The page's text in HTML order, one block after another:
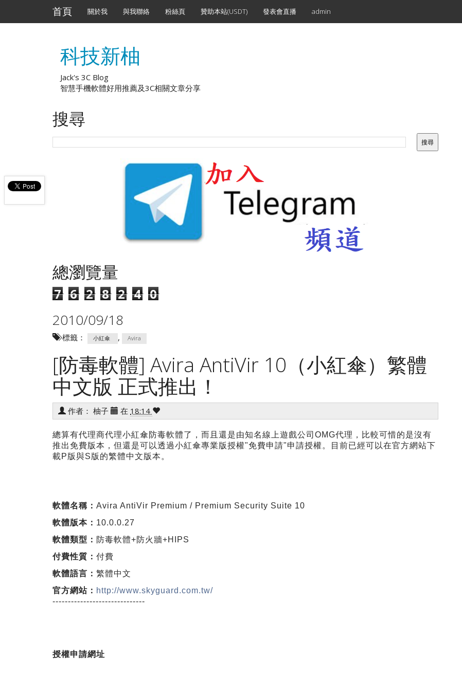
首頁 關於我 與我聯絡 粉絲頁 贊助本站(USDT) 發表會直播 admin
科技新柚
Jack's 3C Blog
智慧手機軟體好用推薦及3C相關文章分享
搜尋
總瀏覽量
7 6 2 8 2 4 0
2010/09/18
標籤： 小紅傘 , Avira
[防毒軟體] Avira AntiVir 10（小紅傘）繁體
中文版 正式推出！
作者： 柚子 在 18:14
總算有代理商代理小紅傘防毒軟體了，而且還是由知名線上遊戲公司OMG代理，比較可惜的是沒有
推出免費版本，但還是可以透過小紅傘專業版授權"免費申請"申請授權。目前已經可以在官方網站下
載P版與S版的繁體中文版本。
軟體名稱： Avira AntiVir Premium / Premium Security Suite 10
軟體版本： 10.0.0.27
軟體類型： 防毒軟體+防火牆+HIPS
付費性質： 付費
軟體語言： 繁體中文
官方網站： http://www.skyguard.com.tw/
------------------------------
授權申請網址